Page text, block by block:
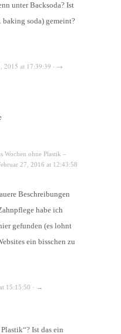
unter Backsoda? Ist
soda) gemeint?
2015 at 17:39:39 · →
Wochen ohne Plastik –
27, 2016 at 12:43:58
Beschreibungen
habe ich
gefunden (es lohnt
ein bisschen zu
15:15:50 · →
Ist das ein